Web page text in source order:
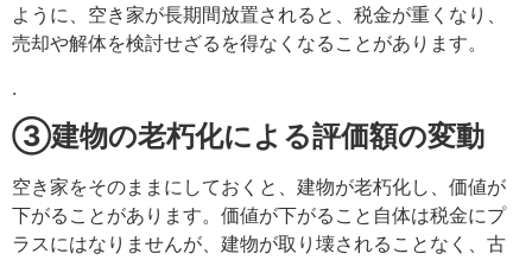
ように、空き家が長期間放置されると、税金が重くなり、
売却や解体を検討せざるを得なくなることがあります。
.
③建物の老朽化による評価額の変動
空き家をそのままにしておくと、建物が老朽化し、価値が
下がることがあります。価値が下がること自体は税金にプ
ラスにはなりませんが、建物が取り壊されることなく、古